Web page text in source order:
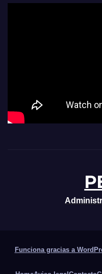
Funciona gracias a